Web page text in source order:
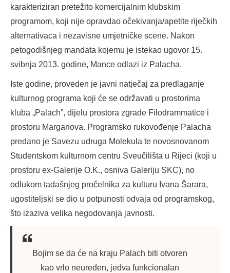
karakteriziran pretežito komercijalnim klubskim
programom, koji nije opravdao očekivanja/apetite riječkih
alternativaca i nezavisne umjetničke scene. Nakon
petogodišnjeg mandata kojemu je istekao ugovor 15.
svibnja 2013. godine, Mance odlazi iz Palacha.
Iste godine, proveden je javni natječaj za predlaganje
kulturnog programa koji će se održavati u prostorima
kluba „Palach”, dijelu prostora zgrade Filodrammatice i
prostoru Marganova. Programsko rukovođenje Palacha
predano je Savezu udruga Molekula te novosnovanom
Studentskom kulturnom centru Sveučilišta u Rijeci (koji u
prostoru ex-Galerije O.K., osniva Galeriju SKC), no
odlukom tadašnjeg pročelnika za kulturu Ivana Šarara,
ugostiteljski se dio u potpunosti odvaja od programskog,
što izaziva velika negodovanja javnosti.
Bojim se da će na kraju Palach biti otvoren
kao vrlo neuređen, jedva funkcionalan